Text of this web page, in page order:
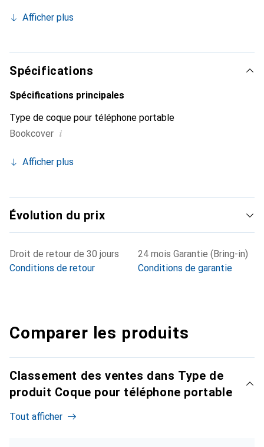
marque Noreve est reconnue internationalement pour ses
choix pour le client exigeant.
Afficher plus
Spécifications
Spécifications principales
Type de coque pour téléphone portable
Bookcover i
Afficher plus
Évolution du prix
Droit de retour de 30 jours
Conditions de retour
24 mois Garantie (Bring-in)
Conditions de garantie
Comparer les produits
Classement des ventes dans Type de
produit Coque pour téléphone portable
Tout afficher